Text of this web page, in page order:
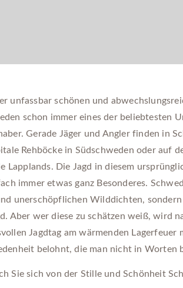
unfassbar schönen und
schon immer eines der beliebtesten
Gerade Jäger und Angler finden in
Rehböcke in Südschweden oder auf
Lapplands. Die Jagd in diesem
immer etwas ganz Besonderes.
unerschöpflichen Wilddichten,
Aber wer diese zu schätzen weiß, wird
Jagdtag am wärmenden
belohnt, die man nicht in Worten
Sie sich von der Stille und Schönheit